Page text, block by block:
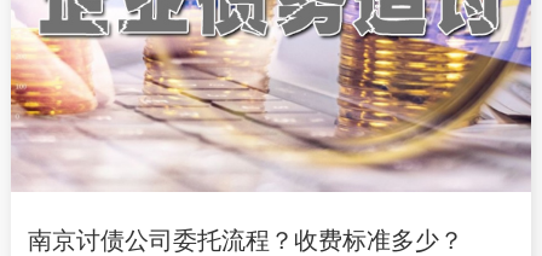
南京讨债公司委托流程？收费标准多少？